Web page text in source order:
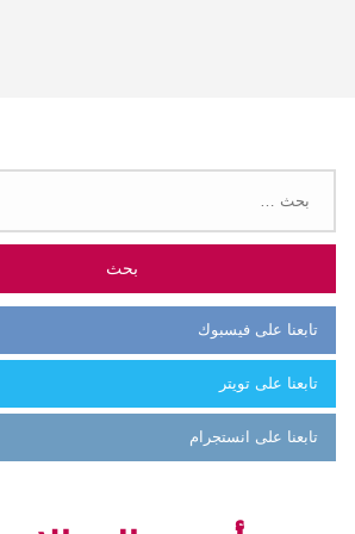
تابعنا على فيسبوك
تابعنا على تويتر
تابعنا على انستجرام